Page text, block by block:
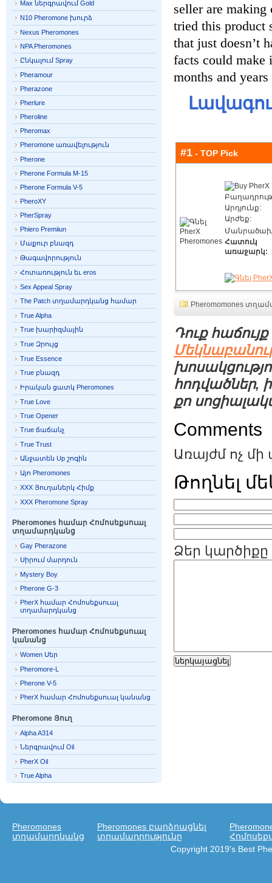
seller are making
tried this product
that just doesn’t
facts could make
months and years
#1 - TOP Pick
Արդյունք:
Արժեք:
Հատուկ
առաջարկ:
Pheromomones
Դուք
հոդվածներ,
քո
Comments
Առայժմ ոչ մի
Թողնել
Ձեր կարծիքը
Max ներգրավում Gold
N10 Pheromone խուրձ
Nexus Pheromones
NPA Pheromones
Ընկալում Spray
Pheramour
Pherazone
Pherlure
Pheroline
Pheromax
Pheromone առավելություն
Pherone
Pherone Formula M-15
Pherone Formula V-5
PheroXY
PherSpray
Phiero Premiiun
Մաքուր բնազդ
Թագավորություն
Հոտառություն եւ eros
Sex Appeal Spray
The Patch տղամարդկանց համար
True Alpha
True խարիզմային
True Զրույց
True Essence
True բնազդ
Իրական ցատկ Pheromones
True Love
True Opener
True ճաճանչ
True Trust
Անջատեն Up շոգին
Այո Pheromones
XXX Յուղաներկ Հիմք
XXX Pheromone Spray
Pheromones համար Հոմոսեքսուալ
տղամարդկանց
Gay Pherazone
Սիրում մարդուն
Mystery Boy
Pherone G-3
PherX համար Հոմոսեքսուալ
տղամարդկանց
Pheromones համար Հոմոսեքսուալ
կանանց
Women Սեր
Pheromore-L
Pherone V-5
PherX համար Հոմոսեքսուալ կանանց
Pheromone Յուղ
Alpha A314
Ներգրավում Oil
PherX Oil
True Alpha
Pheromones
տղամարդկանց
Pheromones բարձրացնել
տրամադրությունը
Copyright 2019's Best